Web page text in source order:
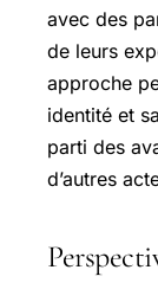
avec des
de leurs
approche
identité et
parti des
d’autres